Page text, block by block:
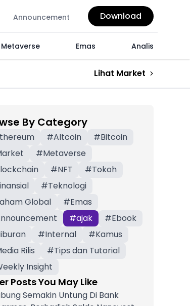
Announcement Download
Metaverse Emas Analis
Lihat Market
By Category
#Altcoin #Bitcoin
#Metaverse
#NFT #Tokoh
#Teknologi
Global #Emas
#ajak #Ebook
#Internal #Kamus
Rilis #Tips dan Tutorial
Insight
Posts You May Like
Semakin Untung Di Bank